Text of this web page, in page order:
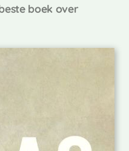
boek over